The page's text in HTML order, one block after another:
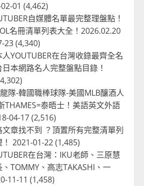
01 (4,462)
自媒體名單最完整理盤點！
名冊清單列表大全！2026.02.20
23(4,340)
YOUTUBER在台灣收錄最齊全名
本網路名人完整盤點目錄！
隊-韓國職棒球隊-美國MLB釀酒人
THAMES=泰晤士！美語英文外語
04-17(2,516)
章找不到 ？頂置所有完整清單列
2021-01-22(1,485)
在台灣：IKU老師、三原慧
TOMMY、高志TAKASHI、一
11-11 (1,458)